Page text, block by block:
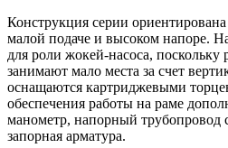
Конструкция серии
малой подаче и высоком напоре.
для роли жокей-насоса,
занимают мало места за счет
оснащаются картриджевыми
обеспечения работы на раме
манометр, напорный трубопровод
запорная арматура.